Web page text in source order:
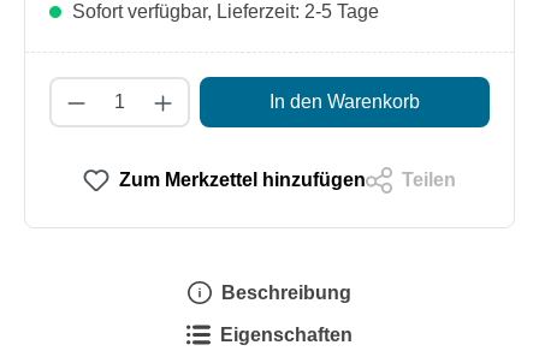
Sofort verfügbar, Lieferzeit: 2-5 Tage
Produkt Anzahl: Gib den gewünschten
In den Warenkorb
Zum Merkzettel hinzufügen Teilen
Beschreibung
Eigenschaften